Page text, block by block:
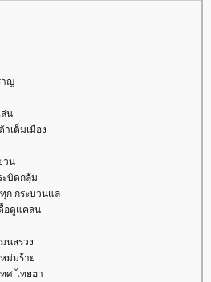
าญ
ล่น
าเต็มเมือง
วน
บิดกลุ้ม
ก กระบวนแล
อดูแคลน
นสรวง
หม่มร้า
ศ ไทยฮา